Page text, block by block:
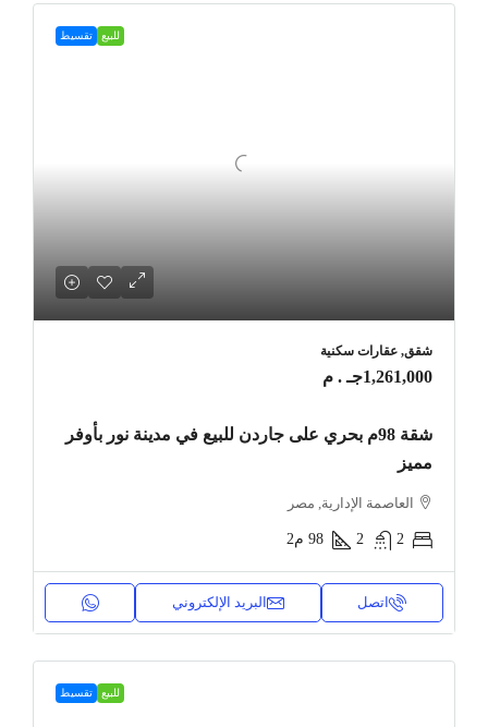
للبيع تقسيط
شقق, عقارات سكنية
1,261,000جـ . م
شقة 98م بحري على جاردن للبيع في مدينة نور بأوفر
مميز
العاصمة الإدارية, مصر
2
2
98 م2
اتصل البريد الإلكتروني
للبيع تقسيط